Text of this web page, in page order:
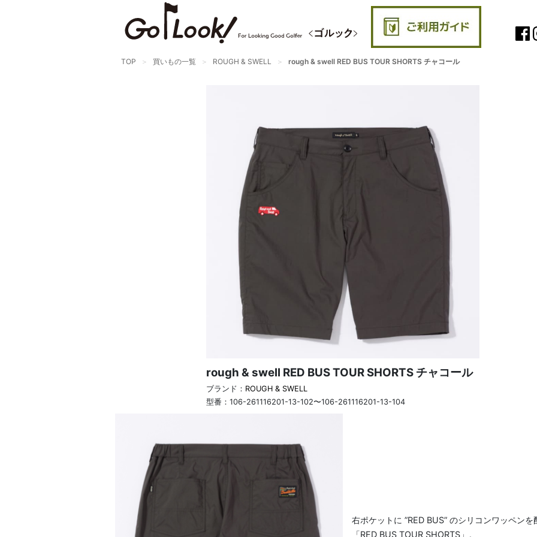
TOP 買いもの一覧 ROUGH & SWELL rough & swell RED BUS TOUR SHORTS チャコール
rough & swell RED BUS TOUR SHORTS チャコール
ブランド： ROUGH & SWELL
型番： 106-261116201-13-102〜106-261116201-13-104
右ポケットに ”RED BUS” のシリコンワッペンを
「RED BUS TOUR SHORTS」。